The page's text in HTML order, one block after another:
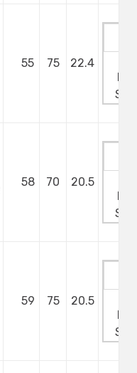
55 75 22.4
58 70 20.5
59 75 20.5